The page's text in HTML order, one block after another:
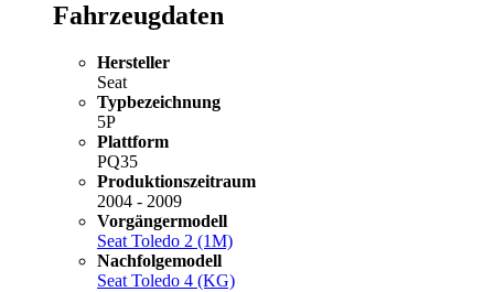
Fahrzeugdaten
Hersteller
Seat
Typbezeichnung
5P
Plattform
PQ35
Produktionszeitraum
2004 - 2009
Vorgängermodell
Seat Toledo 2 (1M)
Nachfolgemodell
Seat Toledo 4 (KG)